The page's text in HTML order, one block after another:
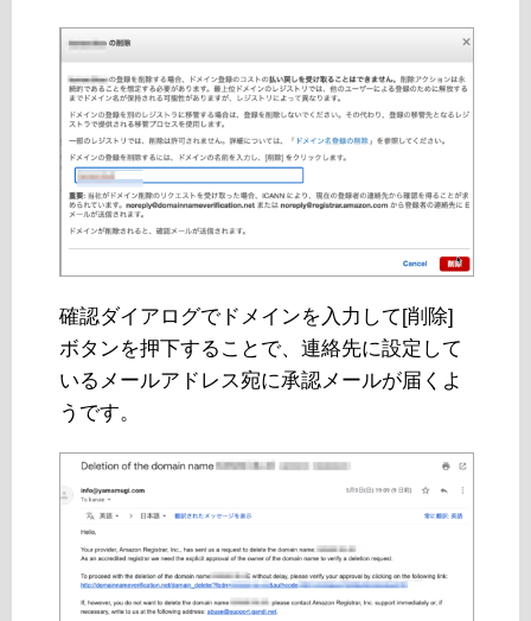
確認ダイアログでドメインを入力して[削除]
ボタンを押下することで、連絡先に設定して
いるメールアドレス宛に承認メールが届くよ
うです。